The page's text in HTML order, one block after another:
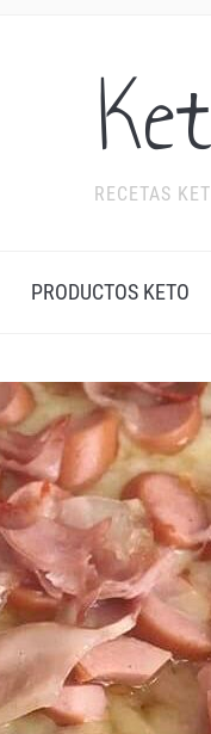
RECETAS
PRODUCTOS KETO